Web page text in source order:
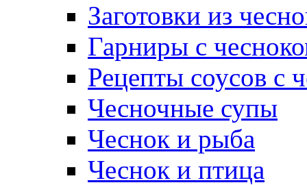
Заготовки из
Гарниры с
Рецепты соусов с
Чесночные супы
Чеснок и рыба
Чеснок и птица